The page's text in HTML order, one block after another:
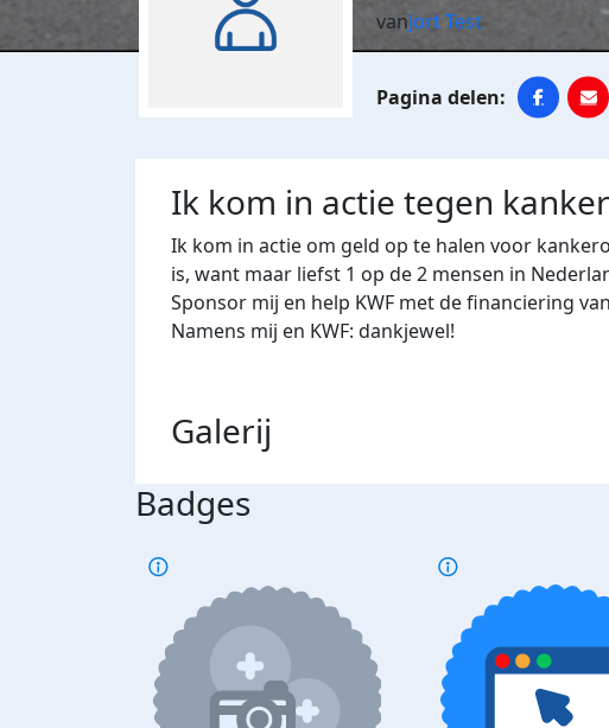
vanJort Test
Ik kom in actie tegen kanker
Ik kom in actie om geld op te halen voor
is, want maar liefst 1 op de 2 mensen in
Sponsor mij en help KWF met de financiering
Namens mij en KWF: dankjewel!
Galerij
Badges